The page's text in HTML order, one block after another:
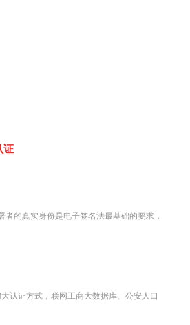
证
者的真实身份是电子签名法最基础的要求，
认证方式，联网工商大数据库、公安人口